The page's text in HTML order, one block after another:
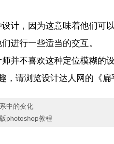
计，因为这意味着他们可
进行一些适当的交互。
并不喜欢这种定位模糊的
，请浏览设计达人网的《
中的变化
photoshop教程